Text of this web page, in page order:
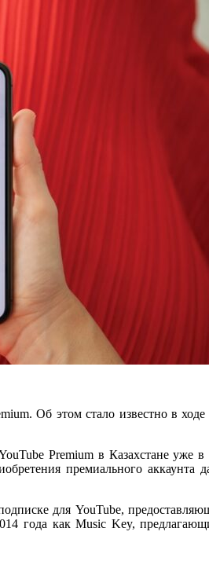
Об этом стало известно в
Premium в Казахстане
премиального
для YouTube,
года как Music Key,